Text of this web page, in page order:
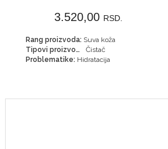
3.520,00 RSD.
Rang proizvoda: Suva koža
Tipovi proizvoda:
Čistač
Problematike: Hidratacija